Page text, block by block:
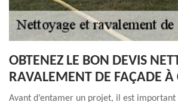
OBTENEZ LE BON DEVIS
RAVALEMENT DE FAÇADE À
Avant d’entamer un projet, il est